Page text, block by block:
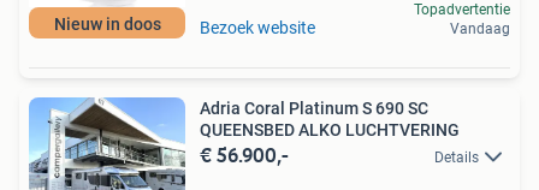
Nieuw in doos Bezoek website
Topadvertentie
Vandaag
Adria Coral Platinum S 690 SC
QUEENSBED ALKO LUCHTVERING
€ 56.900,- Details